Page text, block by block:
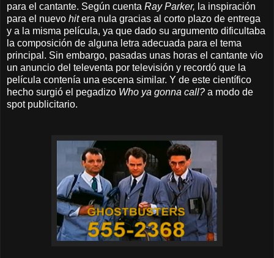
para el cantante. Según cuenta Ray Parker, la inspiración
para el nuevo hitera nula gracias al corto plazo de entrega
y a la misma película, ya que dado su argumento dificultaba
la composición de alguna letra adecuada para el tema
principal. Sin embargo, pasadas unas horas el cantante vio
un anuncio del televenta por televisión y recordó que la
película contenía una escena similar. Y de este científico
hecho surgió el pegadizo Who ya gonna call? a modo de
spot publicitario.